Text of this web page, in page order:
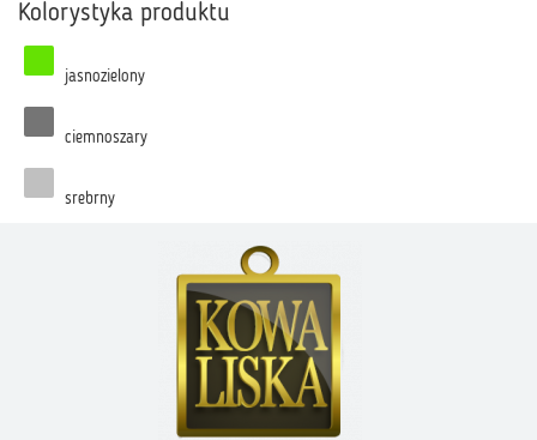
Kolorystyka produktu
jasnozielony
ciemnoszary
srebrny